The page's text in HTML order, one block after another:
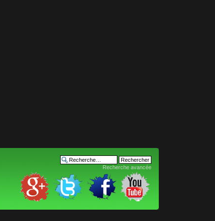
Recherche avancée